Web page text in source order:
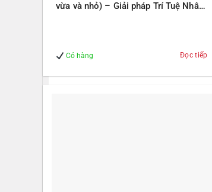
vừa và nhỏ) – Giải pháp Trí Tuệ Nhân
Có hàng Đọc tiếp